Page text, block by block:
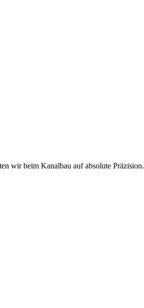
wir beim Kanalbau auf absolute Präzision.